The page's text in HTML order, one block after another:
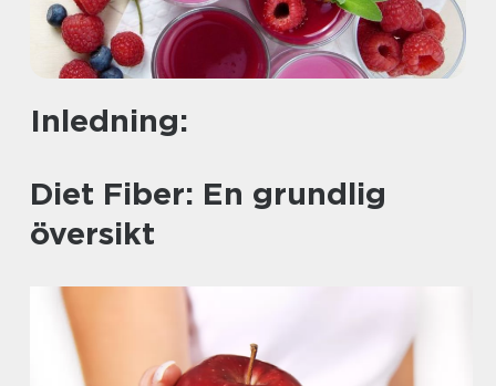
Inledning:
Diet Fiber: En grundlig
översikt